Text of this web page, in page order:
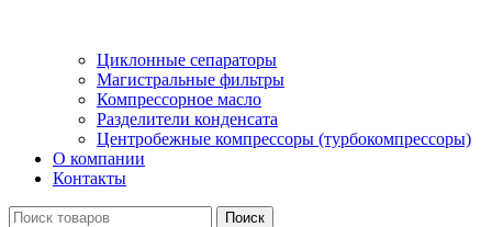
Циклонные сепараторы
Магистральные фильтры
Компрессорное масло
Разделители конденсата
Центробежные компрессоры (турбокомпрессоры)
О компании
Контакты
Поиск